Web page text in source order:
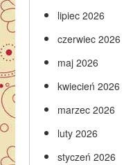
lipiec 2026
czerwiec 2026
maj 2026
kwiecień 2026
marzec 2026
luty 2026
styczeń 2026